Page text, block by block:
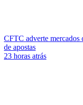
CFTC adverte mercados
de apostas
23 horas atrás